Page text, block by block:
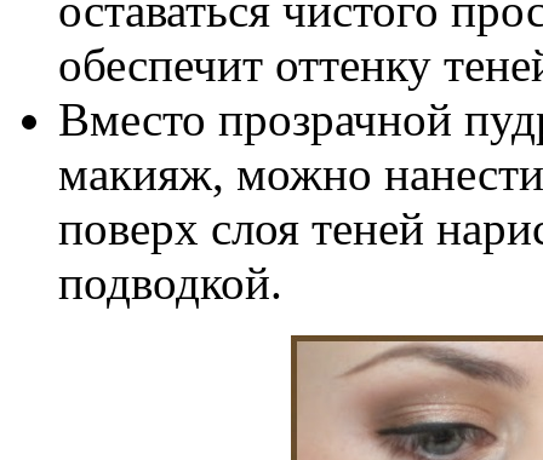
обеспечит оттенку
Вместо прозрачной
макияж, можно
поверх слоя теней
подводкой.